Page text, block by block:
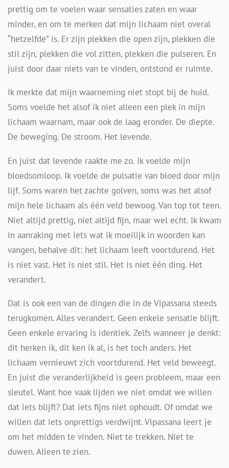
prettig om te voelen waar sensaties zaten en waar
minder, en om te merken dat mijn lichaam niet overal
“hetzelfde” is. Er zijn plekken die open zijn, plekken die
stil zijn, plekken die vol zitten, plekken die pulseren. En
juist door daar niets van te vinden, ontstond er ruimte.
Ik merkte dat mijn waarneming niet stopt bij de huid.
Soms voelde het alsof ik niet alleen een plek in mijn
lichaam waarnam, maar ook de laag eronder. De diepte.
De beweging. De stroom. Het levende.
En juist dat levende raakte me zo. Ik voelde mijn
bloedsomloop. Ik voelde de pulsatie van bloed door mijn
lijf. Soms waren het zachte golven, soms was het alsof
mijn hele lichaam als één veld bewoog. Van top tot teen.
Niet altijd prettig, niet altijd fijn, maar wel echt. Ik kwam
in aanraking met iets wat ik moeilijk in woorden kan
vangen, behalve dit: het lichaam leeft voortdurend. Het
is niet vast. Het is niet stil. Het is niet één ding. Het
verandert.
Dat is ook een van de dingen die in de Vipassana steeds
terugkomen. Alles verandert. Geen enkele sensatie blijft.
Geen enkele ervaring is identiek. Zelfs wanneer je denkt:
dit herken ik, dit ken ik al, is het toch anders. Het
lichaam vernieuwt zich voortdurend. Het veld beweegt.
En juist die veranderlijkheid is geen probleem, maar een
sleutel. Want hoe vaak lijden we niet omdat we willen
dat iets blijft? Dat iets fijns niet ophoudt. Of omdat we
willen dat iets onprettigs verdwijnt. Vipassana leert je
om het midden te vinden. Niet te trekken. Niet te
duwen. Alleen te zien.